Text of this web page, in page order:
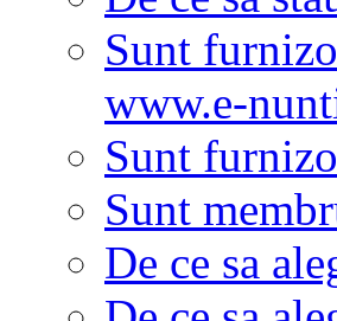
Sunt
www.e-
Sunt
Sunt
De ce sa